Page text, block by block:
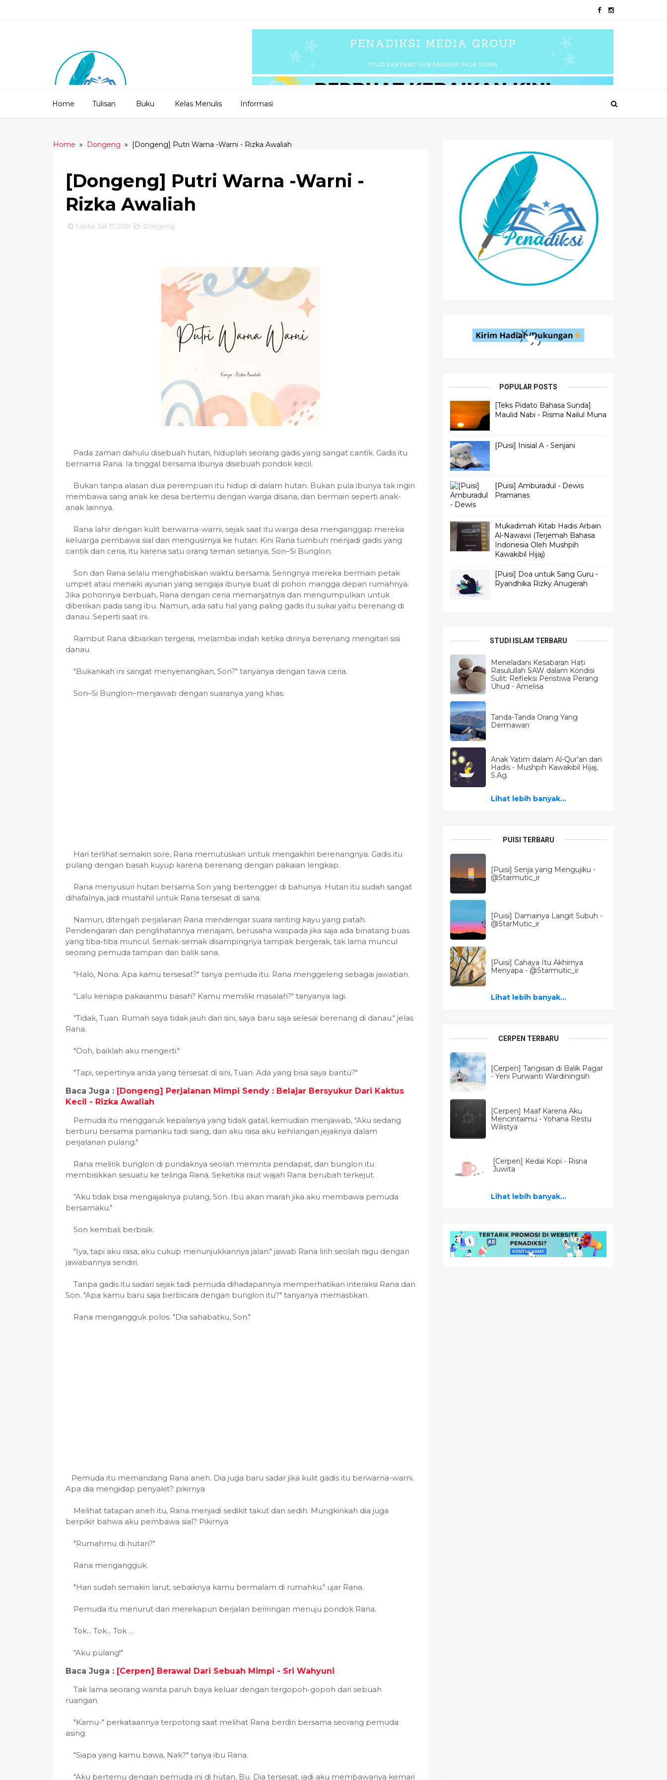
Home Tulisan Buku Kelas Menulis Informasi
Home » Dongeng » [Dongeng] Putri Warna -Warni - Rizka Awaliah
[Dongeng] Putri Warna -Warni -
Rizka Awaliah
Sabtu, Juli 17, 2021 Dongeng
Pada zaman dahulu disebuah hutan, hiduplah seorang gadis yang sangat cantik. Gadis itu
bernama Rana. Ia tinggal bersama ibunya disebuah pondok kecil.
Bukan tanpa alasan dua perempuan itu hidup di dalam hutan. Bukan pula ibunya tak ingin
membawa sang anak ke desa bertemu dengan warga disana, dan bermain seperti anak-
anak lainnya.
Rana lahir dengan kulit berwarna-warni, sejak saat itu warga desa menganggap mereka
keluarga pembawa sial dan mengusirnya ke hutan. Kini Rana tumbuh menjadi gadis yang
cantik dan ceria, itu karena satu orang teman setianya, Son–Si Bunglon.
Son dan Rana selalu menghabiskan waktu bersama. Seringnya mereka bermain petak
umpet atau menaiki ayunan yang sengaja ibunya buat di pohon mangga depan rumahnya.
Jika pohonnya berbuah, Rana dengan ceria memanjatnya dan mengumpulkan untuk
diberikan pada sang ibu. Namun, ada satu hal yang paling gadis itu sukai yaitu berenang di
danau. Seperti saat ini.
Rambut Rana dibiarkan tergerai, melambai indah ketika dirinya berenang mengitari sisi
danau.
"Bukankah ini sangat menyenangkan, Son?" tanyanya dengan tawa ceria.
Son–Si Bunglon–menjawab dengan suaranya yang khas.
Hari terlihat semakin sore, Rana memutuskan untuk mengakhiri berenangnya. Gadis itu
pulang dengan basah kuyup karena berenang dengan pakaian lengkap.
Rana menyusuri hutan bersama Son yang bertengger di bahunya. Hutan itu sudah sangat
dihafalnya, jadi mustahil untuk Rana tersesat di sana.
Namun, ditengah perjalanan Rana mendengar suara ranting kayu yang patah.
Pendengaran dan penglihatannya menajam, berusaha waspada jika saja ada binatang buas
yang tiba-tiba muncul. Semak-semak disampingnya tampak bergerak, tak lama muncul
seorang pemuda tampan dari balik sana.
"Halo, Nona. Apa kamu tersesat?" tanya pemuda itu. Rana menggeleng sebagai jawaban.
"Lalu kenapa pakaianmu basah? Kamu memiliki masalah?" tanyanya lagi.
"Tidak, Tuan. Rumah saya tidak jauh dari sini, saya baru saja selesai berenang di danau." jelas
Rana.
"Ooh, baiklah aku mengerti."
"Tapi, sepertinya anda yang tersesat di sini, Tuan. Ada yang bisa saya bantu?"
Baca Juga : [Dongeng] Perjalanan Mimpi Sendy : Belajar Bersyukur Dari Kaktus
Kecil - Rizka Awaliah
Pemuda itu menggaruk kepalanya yang tidak gatal, kemudian menjawab, "Aku sedang
berburu bersama pamanku tadi siang, dan aku rasa aku kehilangan jejaknya dalam
perjalanan pulang."
Rana melirik bunglon di pundaknya seolah meminta pendapat, dan bunglon itu
membisikkan sesuatu ke telinga Rana. Seketika raut wajah Rana berubah terkejut.
"Aku tidak bisa mengajaknya pulang, Son. Ibu akan marah jika aku membawa pemuda
bersamaku."
Son kembali berbisik.
"Iya, tapi aku rasa, aku cukup menunjukkannya jalan." jawab Rana lirih seolah ragu dengan
jawabannya sendiri.
Tanpa gadis itu sadari sejak tadi pemuda dihadapannya memperhatikan interaksi Rana dan
Son. "Apa kamu baru saja berbicara dengan bunglon itu?" tanyanya memastikan.
Rana mengangguk polos. "Dia sahabatku, Son."
Pemuda itu memandang Rana aneh. Dia juga baru sadar jika kulit gadis itu berwarna-warni.
Apa dia mengidap penyakit? pikirnya
Melihat tatapan aneh itu, Rana menjadi sedikit takut dan sedih. Mungkinkah dia juga
berpikir bahwa aku pembawa sial? Pikirnya
"Rumahmu di hutan?"
Rana mengangguk.
"Hari sudah semakin larut, sebaiknya kamu bermalam di rumahku." ujar Rana.
Pemuda itu menurut dan merekapun berjalan beriringan menuju pondok Rana.
Tok... Tok... Tok …
"Aku pulang!"
Baca Juga : [Cerpen] Berawal Dari Sebuah Mimpi - Sri Wahyuni
Tak lama seorang wanita paruh baya keluar dengan tergopoh-gopoh dari sebuah
ruangan.
"Kamu-" perkataannya terpotong saat melihat Rana berdiri bersama seorang pemuda
asing.
"Siapa yang kamu bawa, Nak?" tanya ibu Rana.
"Aku bertemu dengan pemuda ini di hutan, Bu. Dia tersesat, jadi aku membawanya kemari
POPULAR POSTS
[Teks Pidato Bahasa Sunda]
Maulid Nabi - Risma Nailul Muna
[Puisi] Inisial A - Senjani
[Puisi] Amburadul - Dewis
Pramanas
Mukadimah Kitab Hadis Arbain
Al-Nawawi (Terjemah Bahasa
Indonesia Oleh Mushpih
Kawakibil Hijaj)
[Puisi] Doa untuk Sang Guru -
Ryandhika Rizky Anugerah
STUDI ISLAM TERBARU
Meneladani Kesabaran Hati
Rasulullah SAW dalam Kondisi
Sulit: Refleksi Peristiwa Perang
Uhud - Amelisa
Tanda-Tanda Orang Yang
Dermawan
Anak Yatim dalam Al-Qur'an dan
Hadis - Mushpih Kawakibil Hijaj,
S.Ag.
Lihat lebih banyak...
PUISI TERBARU
[Puisi] Senja yang Mengujiku -
@Starmutic_ir
[Puisi] Damainya Langit Subuh -
@StarMutic_ir
[Puisi] Cahaya Itu Akhirnya
Menyapa - @Starmutic_ir
Lihat lebih banyak...
CERPEN TERBARU
[Cerpen] Tangisan di Balik Pagar
- Yeni Purwanti Wardiningsih
[Cerpen] Maaf Karena Aku
Mencintaimu - Yohana Restu
Wilistya
[Cerpen] Kedai Kopi - Risna
Juwita
Lihat lebih banyak...